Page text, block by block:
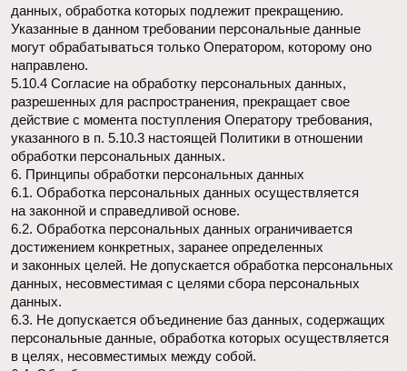
и специальных предложениях».
7.3. Обезличенные данные Пользователей, собираемые
с помощью сервисов интернет-статистики, служат для
сбора информации о действиях Пользователей на сайте,
улучшения качества сайта и его содержания.
8. Правовые основания обработки персональных данных
8.1. Правовыми основаниями обработки персональных
данных Оператором являются:
— уставные (учредительные) документы Оператора;
— договоры, заключаемые между оператором и субъектом
персональных данных;
— федеральные законы, иные нормативно-правовые акты
в сфере защиты персональных данных;
— согласия Пользователей на обработку их персональных
данных, на обработку персональных данных, разрешенных
для распространения.
8.2. Оператор обрабатывает персональные данные
Пользователя только в случае их заполнения и/или
отправки Пользователем самостоятельно через
специальные формы, расположенные на сайтеfour-
thirtythree.com
электронной почты. Заполняя соответствующие формы и/
или отправляя свои персональные данные Оператору,
Пользователь выражает свое согласие с данной Политикой.
8.3. Оператор обрабатывает обезличенные данные